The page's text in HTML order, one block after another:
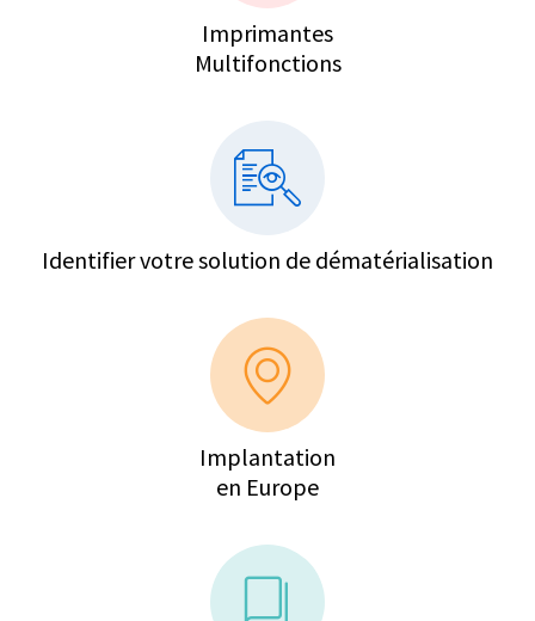
Imprimantes
Multifonctions
Identifier votre solution de dématérialisation
Implantation
en Europe